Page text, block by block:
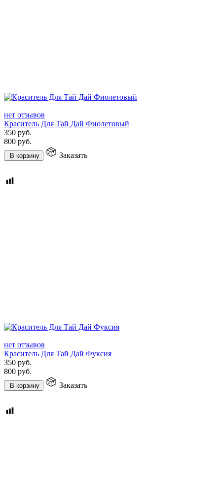
нет отзывов
Краситель Для Тай Дай Фиолетовый
350 руб.
800 руб.
В корзину Заказать
нет отзывов
Краситель Для Тай Дай Фуксия
350 руб.
800 руб.
В корзину Заказать